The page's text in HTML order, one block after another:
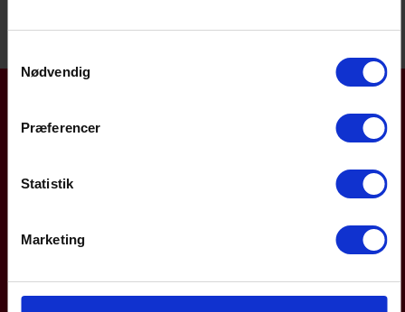
Nødvendig
Præferencer
Statistik
Marketing
Få opdateringer på
For dig, der ikke vil gå glip af nyheder fra Finans